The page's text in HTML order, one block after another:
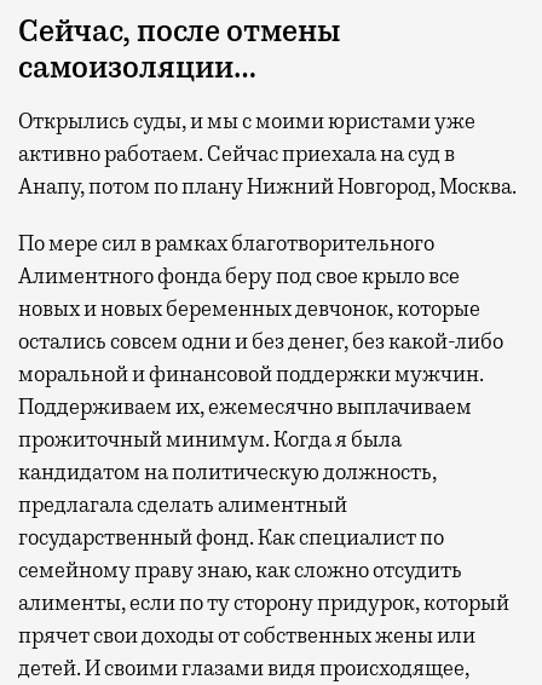
Сейчас, после отмены
самоизоляции…
Открылись суды, и мы с моими юристами уже
активно работаем. Сейчас приехала на суд в
Анапу, потом по плану Нижний Новгород, Москва.
По мере сил в рамках благотворительного
Алиментного фонда беру под свое крыло все
новых и новых беременных девчонок, которые
остались совсем одни и без денег, без какой-либо
моральной и финансовой поддержки мужчин.
Поддерживаем их, ежемесячно выплачиваем
прожиточный минимум. Когда я была
кандидатом на политическую должность,
предлагала сделать алиментный
государственный фонд. Как специалист по
семейному праву знаю, как сложно отсудить
алименты, если по ту сторону придурок, который
прячет свои доходы от собственных жены или
детей. И своими глазами видя происходящее,